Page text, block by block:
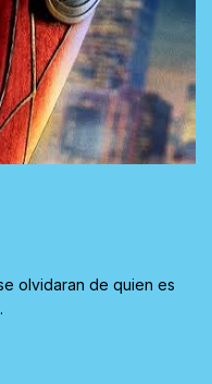
olvidaran de quien es